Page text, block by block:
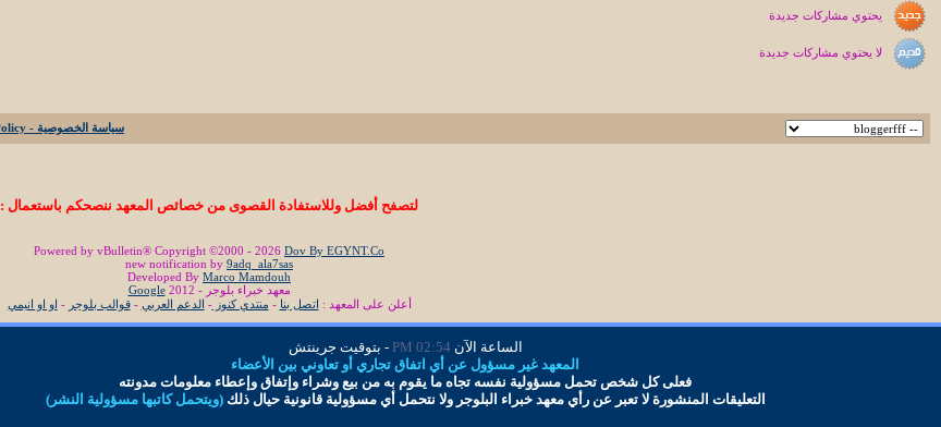
يحتوي مشاركات جديدة
لا يحتوي مشاركات جديدة
سياسة الخصوصية - Privacy-Policy
لتصفح أفضل وللاستفادة القصوى من خصائص المعهد ننصحكم باستعمال :
Powered by vBulletin® Copyright ©2000 - 2026 Dov By EGYNT.Co
new notification by 9adq_ala7sas
Developed By Marco Mamdouh
معهد خبراء بلوجر - 2012
Google
أعلن على المعهد : اتصل بنا - منتدي كنوز- الدعم العربي -قوالب بلوجر - او او انيمي
الساعة الآن02:54 PM
- بتوقيت جرينتش
المعهد غير مسؤول عن أي اتفاق تجاري أو تعاوني بين الأعضاء
فعلى كل شخص تحمل مسؤولية نفسه تجاه ما يقوم به من بيع وشراء وإتفاق و عطاء معلومات مدونته
التعليقات المنشورة لا تعبر عن رأي معهدخبراء البلوجر ولا نتحمل أي مسؤولية قانونية حيال ذلك(ويتحمل كاتبها مسؤولية النشر)